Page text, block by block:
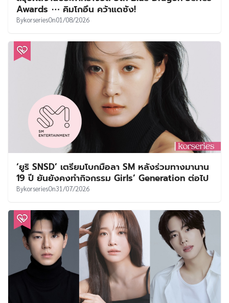
Awards ⋯ คิมโกอึน คว้าแดซัง!
BykorseriesOn01/08/2026
‘ยูริ SNSD’ เตรียมโบกมือลา SM หลังร่วมทางมานาน
19 ปี ยันยังคงทำกิจกรรม Girls’ Generation ต่อไป
BykorseriesOn31/07/2026